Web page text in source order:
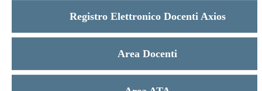
Registro Elettronico Docenti Axios
Area Docenti